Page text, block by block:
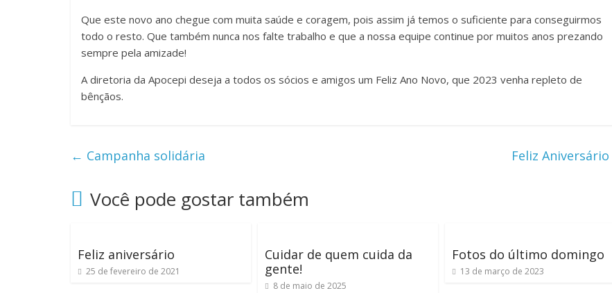
Que este novo ano chegue com muita saúde e coragem, pois assim já temos o suficiente para conseguirmos
todo o resto. Que também nunca nos falte trabalho e que a nossa equipe continue por muitos anos prezando
sempre pela amizade!
A diretoria da Apocepi deseja a todos os sócios e amigos um Feliz Ano Novo, que 2023 venha repleto de
bênçãos.
← Campanha solidária Feliz Aniversário
Você pode gostar também
Feliz aniversário
25 de fevereiro de 2021
Cuidar de quem cuida da
gente!
8 de maio de 2025
Fotos do último domingo
13 de março de 2023